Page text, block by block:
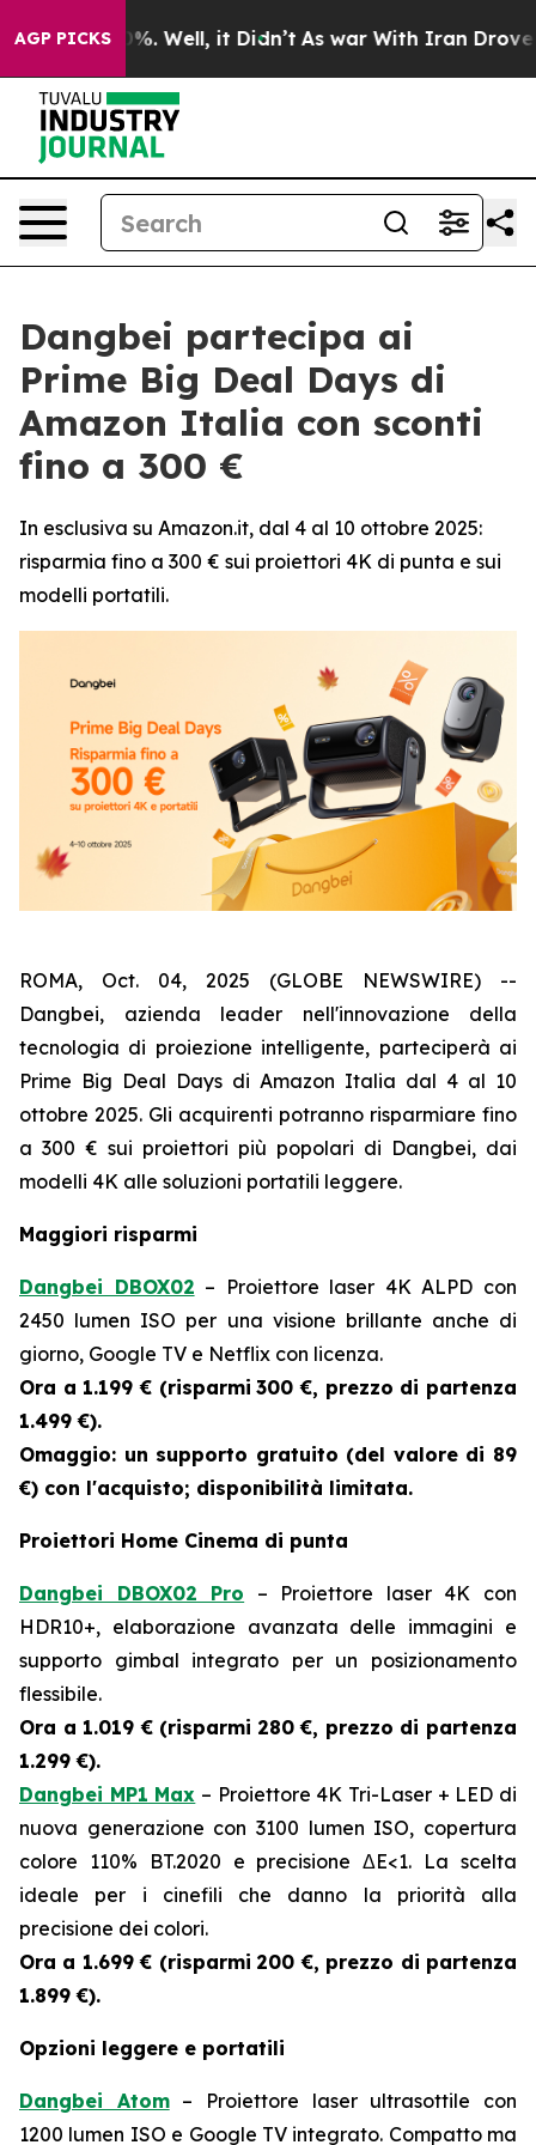
AGP PICKS
40%. Well, it Didn’t As war With Iran Drove oil
Dangbei partecipa ai
Prime Big Deal Days di
Amazon Italia con sconti
fino a 300 €
In esclusiva su Amazon.it, dal 4 al 10 ottobre 2025:
risparmia fino a 300 € sui proiettori 4K di punta e sui
modelli portatili.
ROMA, Oct. 04, 2025 (GLOBE NEWSWIRE) --
Dangbei, azienda leader nell'innovazione della
tecnologia di proiezione intelligente, parteciperà ai
Prime Big Deal Days di Amazon Italia dal 4 al 10
ottobre 2025. Gli acquirenti potranno risparmiare fino
a 300 € sui proiettori più popolari di Dangbei, dai
modelli 4K alle soluzioni portatili leggere.
Maggiori risparmi
Dangbei DBOX02 – Proiettore laser 4K ALPD con
2450 lumen ISO per una visione brillante anche di
giorno, Google TV e Netflix con licenza.
Ora a 1.199 € (risparmi 300 €, prezzo di partenza
1.499 €).
Omaggio: un supporto gratuito (del valore di 89
€) con l'acquisto; disponibilità limitata.
Proiettori Home Cinema di punta
Dangbei DBOX02 Pro – Proiettore laser 4K con
HDR10+, elaborazione avanzata delle immagini e
supporto gimbal integrato per un posizionamento
flessibile.
Ora a 1.019 € (risparmi 280 €, prezzo di partenza
1.299 €).
Dangbei MP1 Max – Proiettore 4K Tri-Laser + LED di
nuova generazione con 3100 lumen ISO, copertura
colore 110% BT.2020 e precisione ΔE<1. La scelta
ideale per i cinefili che danno la priorità alla
precisione dei colori.
Ora a 1.699 € (risparmi 200 €, prezzo di partenza
1.899 €).
Opzioni leggere e portatili
Dangbei Atom– Proiettore laser ultrasottile con
1200 lumen ISO e Google TV integrato. Compatto ma